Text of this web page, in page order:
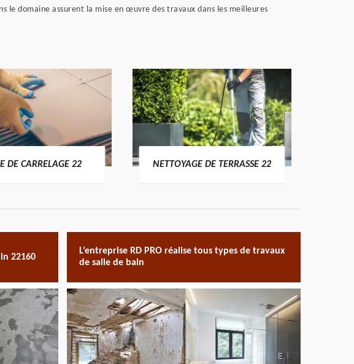
le domaine assurent la mise en œuvre des travaux dans les meilleures
DE CARRELAGE 22 NETTOYAGE DE TERRASSE 22
22160
L’entreprise RD PRO réalise tous types de travaux
de salle de bain